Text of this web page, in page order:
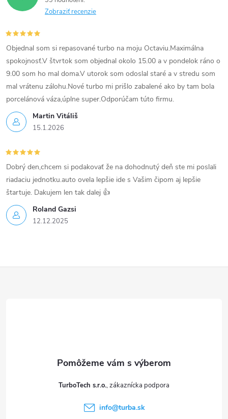
y
v
ý
p
i
s
u
Zobraziť recenzie
Martin Vitáliš
15.1.2026
Objednal som si repasované turbo na moju Octaviu.Maximálna
spokojnosť.V štvrtok som objednal okolo 15.00 a v pondelok ráno o
9.00 som ho mal doma.V utorok som odoslal staré a v stredu som
mal vrátenu zálohu.Nové turbo mi prišlo zabalené ako by tam bola
porcelánová váza,úplne super.Odporúčam túto firmu.
Roland Gazsi
12.12.2025
Dobrý den,chcem si podakovať že na dohodnutý deň ste mi poslali
riadaciu jednotku.auto ovela lepšie ide s Vašim čipom aj lepšie
štartuje. Dakujem len tak dalej 👍
TurboTech s.r.o.
info@turba.sk